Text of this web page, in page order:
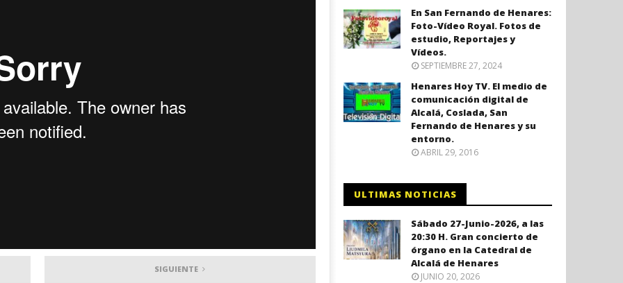
SIGUIENTE
En San Fernando de Henares:
Foto-Vídeo Royal. Fotos de
estudio, Reportajes y
Vídeos.
SEPTIEMBRE 27, 2024
Henares Hoy TV. El medio de
comunicación digital de
Alcalá, Coslada, San
Fernando de Henares y su
entorno.
ABRIL 29, 2016
ULTIMAS NOTICIAS
Sábado 27-Junio-2026, a las
20:30 H. Gran concierto de
órgano en la Catedral de
Alcalá de Henares
JUNIO 20, 2026